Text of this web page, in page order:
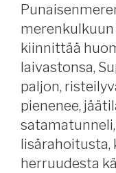
5.
3
kiinnittää
laivastonsa,
paljon,
pienenee,
lisärahoitusta,
herruudesta